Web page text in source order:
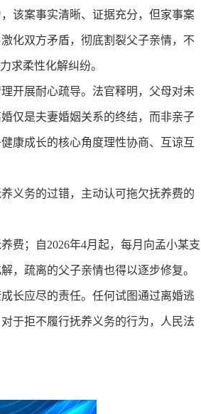
该案事实清晰、证据充分，但家事案
化双方矛盾，彻底割裂父子亲情，不
求柔性化解纠纷。
开展耐心疏导。法官释明，父母对未
仅是夫妻婚姻关系的终结，而非亲子
康成长的核心角度理性协商、互谅互
义务的过错，主动认可拖欠抚养费的
；自2026年4月起，每月向孟小某支
，疏离的父子亲情也得以逐步修复。
长应尽的责任。任何试图通过离婚逃
于拒不履行抚养义务的行为，人民法